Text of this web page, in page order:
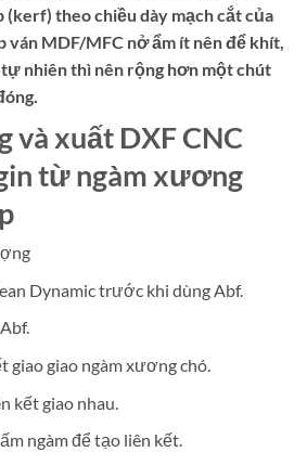
theo chiều dày mạch cắt của
ván MDF/MFC nở ẩm ít nên để khít,
tự nhiên thì nên rộng hơn một chút
và xuất DXF CNC
từ ngàm xương
Dynamic trước khi dùng Abf.
giao giao ngàm xương chó.
kết giao nhau.
ngàm để tạo liên kết.